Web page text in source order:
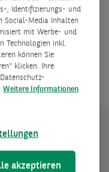
beachten Sie,
bis
Geld Ihrem
kann.
, Identifizierungs- und
Social-Media Inhalten
mit Werbe- und
Technologien inkl.
können Sie
klicken. Ihre
Weitere Informationen
akzeptieren